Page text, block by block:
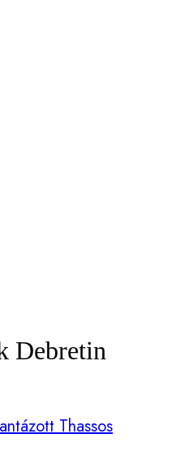
Debretin
Thassos